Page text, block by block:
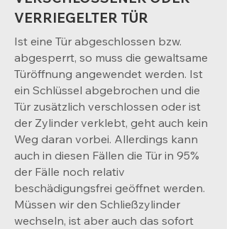
VERRIEGELTER TÜR
Ist eine Tür abgeschlossen bzw.
abgesperrt, so muss die gewaltsame
Türöffnung angewendet werden. Ist
ein Schlüssel abgebrochen und die
Tür zusätzlich verschlossen oder ist
der Zylinder verklebt, geht auch kein
Weg daran vorbei. Allerdings kann
auch in diesen Fällen die Tür in 95%
der Fälle noch relativ
beschädigungsfrei geöffnet werden.
Müssen wir den Schließzylinder
wechseln, ist aber auch das sofort